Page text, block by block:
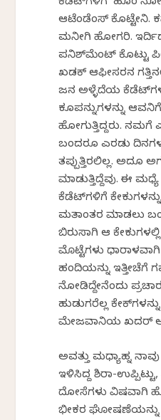
ಕೆಡೆಟ್‌ಗಳಿಗೆ ‘ಹೂಂ
ಆಟೆಂಡೆಂ‌ಸ್
ಮನೀಗಿ ಹೋಗರಿ.
ಪನಿಶ್‌ಮೆಂಟ್ ಕೊಟ್ಟು
ಖಡಕ್ ಆಫೀಸರನ
ಜನ ಅಳ್ಳೆದೆಯ
ಕೂಪನ್ನುಗಳನ್ನು
ಹೋಗುತ್ತಿದ್ದರು. ನಮಗೆ
ಬಂದರೂ ಎರಡು
ತಪ್ಪುತ್ತಿರಲಿಲ್ಲ. ಅದೂ
ಮಾಡುತ್ತಿದ್ದೆವು. ಈ
ಕೆಡೆಟ್‌ಗಳಿಗೆ
ಮತಾಂತರ ಮಾಡಲು
ಬಿರುಸಾಗಿ ಆ
ಮೊಟ್ಟೆಗಳು
ಹಂದಿಯನ್ನು ಇತ್ತೀಚೆಗೆ
ನೋಡಿದ್ದೇನೆಂದು ಪ್ರಚಾರ
ಹುಡುಗರೆಲ್ಲ
ಮೇಜವಾನಿಯ ಖದರ್
ಅವತ್ತು ಮಧ್ಯಾಹ್ನ
ಇಳಿಸಿದ್ದ ಶಿರಾ-
ದೋಸೆಗಳು ವಿಷವಾಗಿ
ಭೀಕರ ಘೋಷಣೆಯನ್ನು